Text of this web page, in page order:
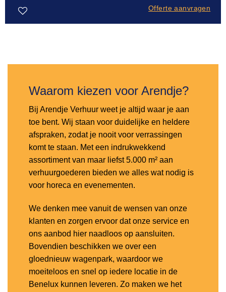
Offerte aanvragen
Waarom kiezen voor Arendje?
Bij Arendje Verhuur weet je altijd waar je aan
toe bent. Wij staan voor duidelijke en heldere
afspraken, zodat je nooit voor verrassingen
komt te staan. Met een indrukwekkend
assortiment van maar liefst 5.000 m² aan
verhuurgoederen bieden we alles wat nodig is
voor horeca en evenementen.
We denken mee vanuit de wensen van onze
klanten en zorgen ervoor dat onze service en
ons aanbod hier naadloos op aansluiten.
Bovendien beschikken we over een
gloednieuw wagenpark, waardoor we
moeiteloos en snel op iedere locatie in de
Benelux kunnen leveren. Zo maken we het